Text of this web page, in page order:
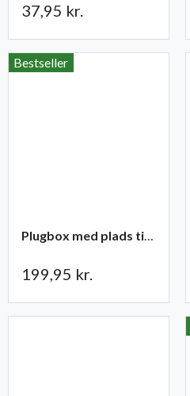
37,95 kr.
Bestseller
Plugbox med plads til 49 planter
199,95 kr.